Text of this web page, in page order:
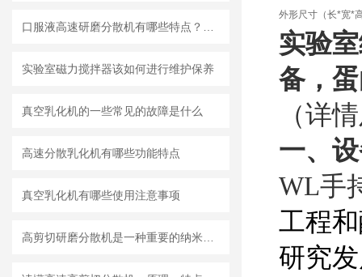
实验室磁力搅拌器该如何进行维护保养
真空乳化机的一些常见的故障是什么
高速分散乳化机有哪些功能特点
真空乳化机有哪些使用注意事项
外形尺寸（长*宽*
实验室
备，
（详
一、
WL手
工程
研究